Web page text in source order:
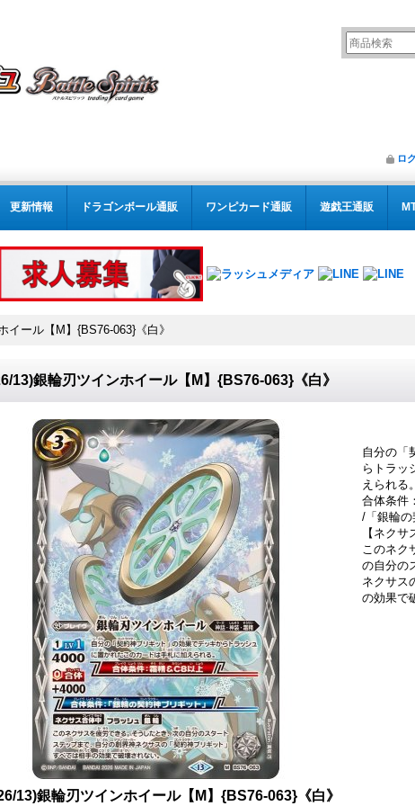
ロ
更新情報 ドラゴンボール通販 ワンピカード通販 遊戯王通販
イール【M】{BS76-063}《白》
13)銀輪刃ツインホイール【M】{BS76-063}《白》
自分の「
らトラッ
えられる。
合体条件
/「銀輪の
【ネク
このネク
の自分の
ネクサス
の効果で
13)銀輪刃ツインホイール【M】{BS76-063}《白》